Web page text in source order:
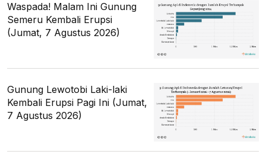
Waspada! Malam Ini Gunung
Semeru Kembali Erupsi
(Jumat, 7 Agustus 2026)
Gunung Lewotobi Laki-laki
Kembali Erupsi Pagi Ini (Jumat,
7 Agustus 2026)